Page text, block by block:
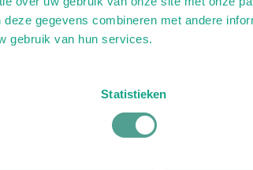
gegevens combineren met andere
gebruik van hun services.
Statistieken